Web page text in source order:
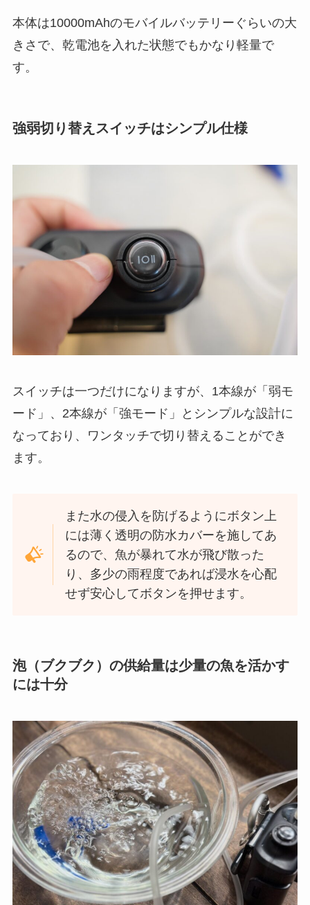
本体は10000mAhのモバイルバッテリーぐらいの大
きさで、乾電池を入れた状態でもかなり軽量で
す。
強弱切り替えスイッチはシンプル仕様
スイッチは一つだけになりますが、1本線が「弱モ
ード」、2本線が「強モード」とシンプルな設計に
なっており、ワンタッチで切り替えることができ
ます。
また水の侵入を防げるようにボタン上
には薄く透明の防水カバーを施してあ
るので、魚が暴れて水が飛び散った
り、多少の雨程度であれば浸水を心配
せず安心してボタンを押せます。
泡（ブクブク）の供給量は少量の魚を活かす
には十分